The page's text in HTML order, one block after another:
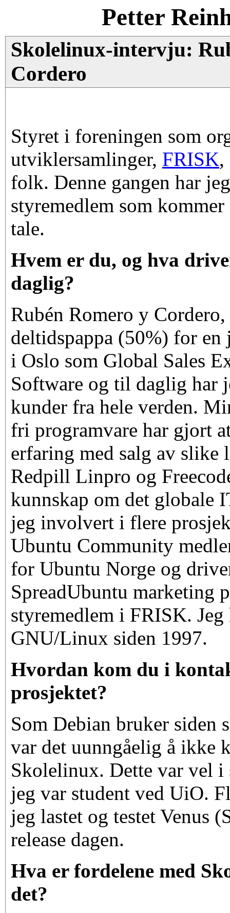
Petter
Skolelinux-intervju:
Cordero
Styret i foreningen som
utviklersamlinger, FRISK,
folk. Denne gangen har
styremedlem som
tale.
Hvem er du, og hva
daglig?
Rubén Romero y
deltidspappa (50%) for en
i Oslo som Global Sales
Software og til daglig har
kunder fra hele verden.
fri programvare har gjort
erfaring med salg av slike
Redpill Linpro og
kunnskap om det globale
jeg involvert i flere
Ubuntu Community
for Ubuntu Norge og
SpreadUbuntu marketing
styremedlem i FRISK.
GNU/Linux siden 1997.
Hvordan kom du i
prosjektet?
Som Debian bruker siden
var det uunngåelig å ikke
Skolelinux. Dette var vel i
jeg var student ved UiO.
jeg lastet og testet Venus
release dagen.
Hva er fordelene med
det?